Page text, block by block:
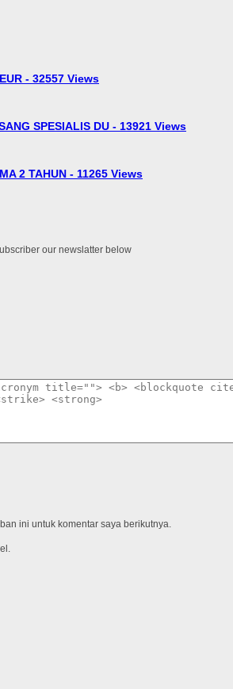
- 32557 Views
SPESIALIS DU - 13921 Views
2 TAHUN - 11265 Views
our newslatter below
ini untuk komentar saya berikutnya.